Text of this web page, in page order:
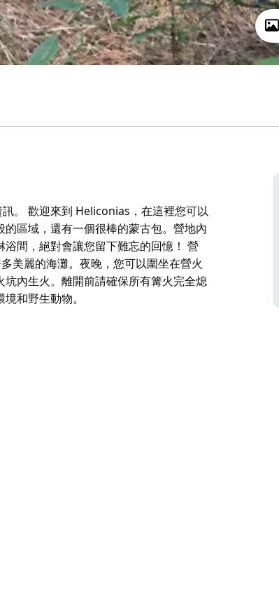
。 歡迎來到 Heliconias，在這裡您可以
區域，還有一個很棒的蒙古包。營地內
間，絕對會讓您留下難忘的回憶！ 營
美麗的海灘。夜晚，您可以圍坐在營火
內生火。離開前請確保所有篝火完全熄
和野生動物。
優美的營地，位於宛如熱帶花園般的區
多美麗的海灘。夜晚，您可以圍坐在營
坑內生火。離開前請確保所有篝火完全
境和野生動物。